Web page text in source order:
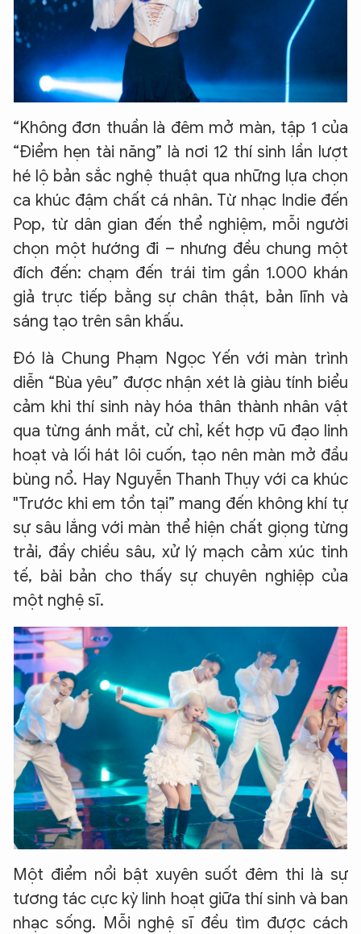
“Không đơn thuần là đêm mở màn, tập 1 của
“Điểm hẹn tài năng” là nơi 12 thí sinh lần lượt
hé lộ bản sắc nghệ thuật qua những lựa chọn
ca khúc đậm chất cá nhân. Từ nhạc Indie đến
Pop, từ dân gian đến thể nghiệm, mỗi người
chọn một hướng đi – nhưng đều chung một
đích đến: chạm đến trái tim gần 1.000 khán
giả trực tiếp bằng sự chân thật, bản lĩnh và
sáng tạo trên sân khấu.
Đó là Chung Phạm Ngọc Yến với màn trình
diễn “Bùa yêu” được nhận xét là giàu tính biểu
cảm khi thí sinh này hóa thân thành nhân vật
qua từng ánh mắt, cử chỉ, kết hợp vũ đạo linh
hoạt và lối hát lôi cuốn, tạo nên màn mở đầu
bùng nổ. Hay Nguyễn Thanh Thụy với ca khúc
"Trước khi em tồn tại” mang đến không khí tự
sự sâu lắng với màn thể hiện chất giọng từng
trải, đầy chiều sâu, xử lý mạch cảm xúc tinh
tế, bài bản cho thấy sự chuyên nghiệp của
một nghệ sĩ.
Một điểm nổi bật xuyên suốt đêm thi là sự
tương tác cực kỳ linh hoạt giữa thí sinh và ban
nhạc sống. Mỗi nghệ sĩ đều tìm được cách